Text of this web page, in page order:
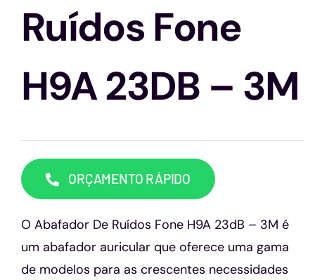
Luvas
Altura
Capacetes
Contato
Ruídos Fone
H9A 23DB – 3M
ORÇAMENTO RÁPIDO
O Abafador De Ruídos Fone H9A 23dB – 3M é
um abafador auricular que oferece uma gama
de modelos para as crescentes necessidades